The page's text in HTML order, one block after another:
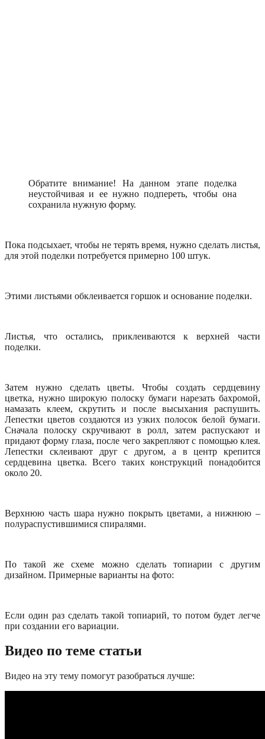
Обратите внимание! На данном этапе поделка
неустойчивая и ее нужно подпереть, чтобы она
сохранила нужную форму.
Пока подсыхает, чтобы не терять время, нужно сделать листья,
для этой поделки потребуется примерно 100 штук.
Этими листьями обклеивается горшок и основание поделки.
Листья, что остались, приклеиваются к верхней части
поделки.
Затем нужно сделать цветы. Чтобы создать сердцевину
цветка, нужно широкую полоску бумаги нарезать бахромой,
намазать клеем, скрутить и после высыхания распушить.
Лепестки цветов создаются из узких полосок белой бумаги.
Сначала полоску скручивают в ролл, затем распускают и
придают форму глаза, после чего закрепляют с помощью клея.
Лепестки склеивают друг с другом, а в центр крепится
сердцевина цветка. Всего таких конструкций понадобится
около 20.
Верхнюю часть шара нужно покрыть цветами, а нижнюю –
полураспустившимися спиралями.
По такой же схеме можно сделать топиарии с другим
дизайном. Примерные варианты на фото:
Если один раз сделать такой топиарий, то потом будет легче
при создании его вариации.
Видео по теме статьи
Видео на эту тему помогут разобраться лучше: